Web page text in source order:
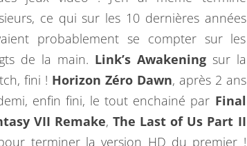
U
N
E
A
N
N
É
ce qui sur les 10 dernières années
probablement se compter sur les
de la main. Link’s Awakeningsur la
fini ! Horizon Zéro Dawn, après 2 ans
enfin fini, le tout enchainé par Final
VII Remake,The Last of Us Part II
terminer la version HD du premier !